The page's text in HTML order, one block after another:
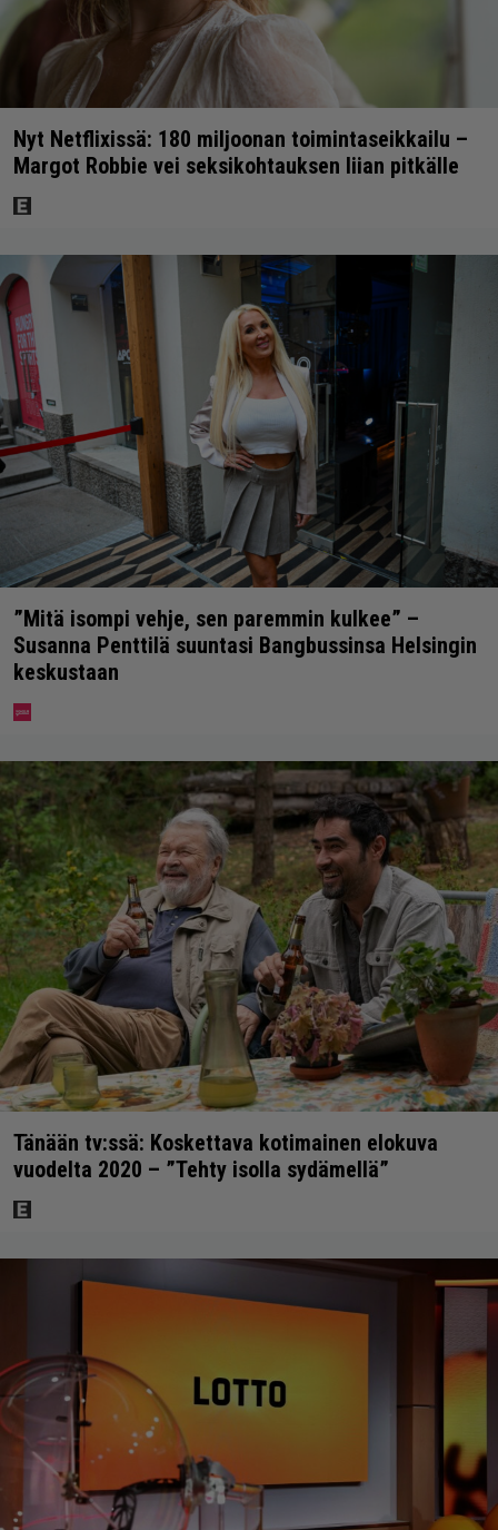
Nyt Netflixissä: 180 miljoonan toimintaseikkailu –
Margot Robbie vei seksikohtauksen liian pitkälle
”Mitä isompi vehje, sen paremmin kulkee” –
Susanna Penttilä suuntasi Bangbussinsa Helsingin
keskustaan
Tänään tv:ssä: Koskettava kotimainen elokuva
vuodelta 2020 – ”Tehty isolla sydämellä”